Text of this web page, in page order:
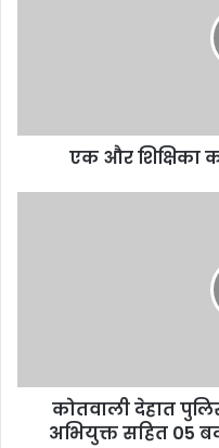
एक और शिक्षिका
कोतवाली देहात
अभियुक्त सहित 05